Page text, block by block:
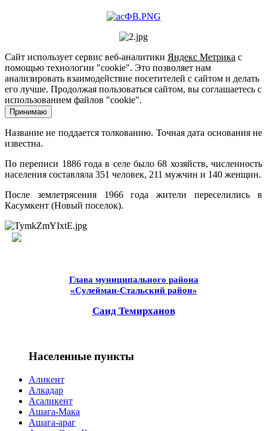
Сайт использует сервис веб-аналитики Яндекс Метрика с
помощью технологии "cookie". Это позволяет нам
анализировать взаимодействие посетителей с сайтом и делать
его лучше. Продолжая пользоваться сайтом, вы соглашаетесь с
использованием файлов "cookie".
Принимаю
Название не поддается толкованию. Точная дата основания не
известна.
По переписи 1886 года в селе было 68 хозяйств, численность
населения составляла 351 человек, 211 мужчин и 140 женщин.
После землетрясения 1966 года жители переселились в
Касумкент (Новый поселок).
Глава муниципального района
«Сулейман-Стальский район»
Саид Темирханов
Населенные пункты
Аликент
Алкадар
Асаликент
Ашага-Мака
Ашага-араг